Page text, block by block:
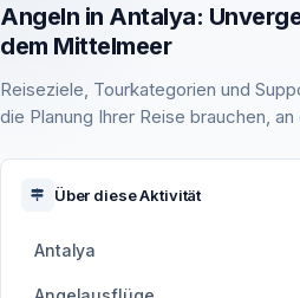
Angeln in Antalya:
dem Mittelmeer
Reiseziele, Tourkategorien und
die Planung Ihrer Reise brauchen, an
Über diese Aktivität
Antalya